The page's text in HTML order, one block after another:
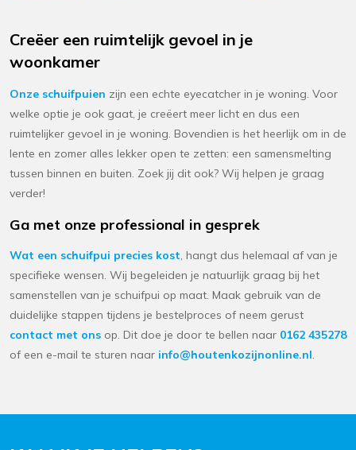
Creëer een ruimtelijk gevoel in je
woonkamer
Onze schuifpuien zijn een echte eyecatcher in je woning. Voor
welke optie je ook gaat, je creëert meer licht en dus een
ruimtelijker gevoel in je woning. Bovendien is het heerlijk om in de
lente en zomer alles lekker open te zetten: een samensmelting
tussen binnen en buiten. Zoek jij dit ook? Wij helpen je graag
verder!
Ga met onze professional in gesprek
Wat een schuifpui precies kost, hangt dus helemaal af van je
specifieke wensen. Wij begeleiden je natuurlijk graag bij het
samenstellen van je schuifpui op maat. Maak gebruik van de
duidelijke stappen tijdens je bestelproces of neem gerust
contact met ons op. Dit doe je door te bellen naar 0162 435278
of een e-mail te sturen naar info@houtenkozijnonline.nl.